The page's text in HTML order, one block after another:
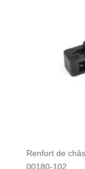
Renfort de
00180-102